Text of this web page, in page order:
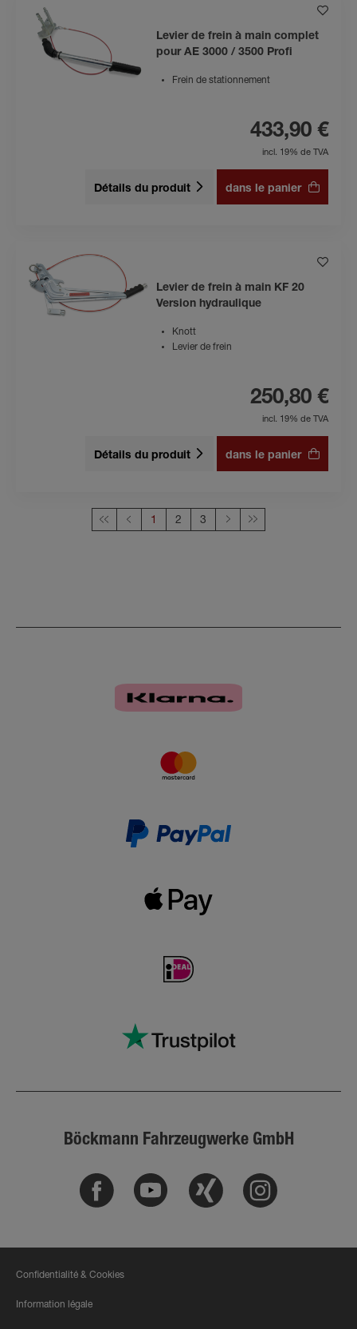
Levier de frein à main complet
pour AE 3000 / 3500 Profi
Frein de stationnement
433,90 €
incl. 19% de TVA
Détails du produit dans le panier
Levier de frein à main KF 20
Version hydraulique
Knott
Levier de frein
250,80 €
incl. 19% de TVA
Détails du produit dans le panier
Cette page
1 2 3
Böckmann Fahrzeugwerke GmbH
Facebook Youtube Xing Instagram
Confidentialité & Cookies
Information légale